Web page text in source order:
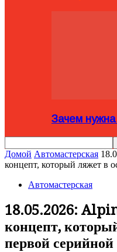
Зачем
Домой Автомастерская
концепт, который ляжет в
Автомастерская
18.05.2026:
концепт,
первой